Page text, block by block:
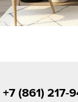
+7 (861) 217-